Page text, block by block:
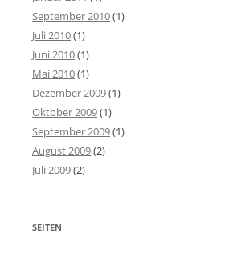
September 2010(1)
Juli 2010(1)
Juni 2010(1)
Mai 2010(1)
Dezember 2009(1)
Oktober 2009(1)
September 2009(1)
August 2009(2)
Juli 2009(2)
SEITEN